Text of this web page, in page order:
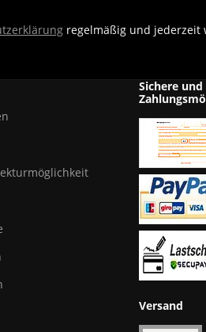
Sichere
Versand
regelmäßig und